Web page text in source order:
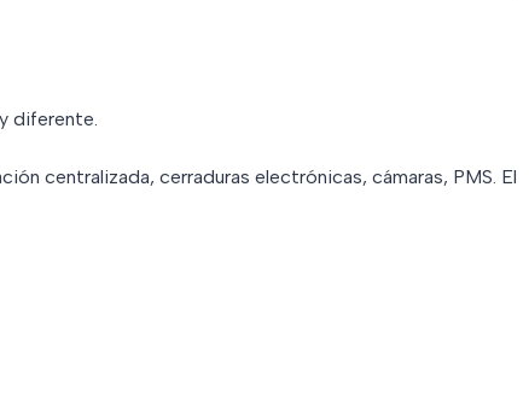
diferente.
centralizada, cerraduras electrónicas, cámaras, PMS. El